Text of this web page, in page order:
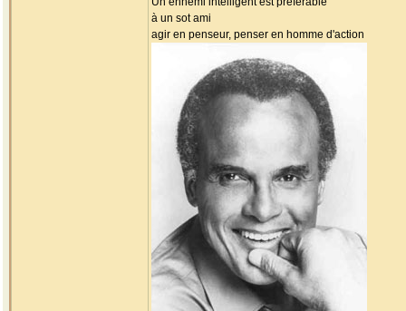
à un sot ami
agir en penseur, penser en homme d'action